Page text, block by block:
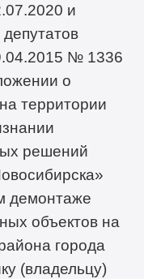
и
№ 1336
о
территории
решений
демонтаже
объектов на
города
(владельцу)